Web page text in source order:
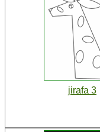
jirafa 3